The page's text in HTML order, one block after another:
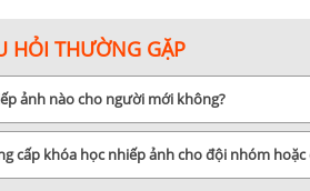
HỎI THƯỜNG GẶP
ảnh nào cho người mới không?
cấp khóa học nhiếp ảnh cho đội nhóm